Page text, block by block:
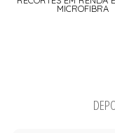
MICROFIBRA